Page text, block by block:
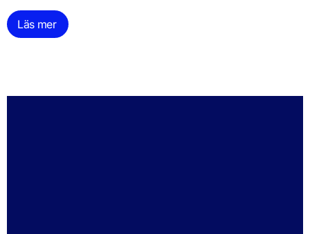
Läs mer